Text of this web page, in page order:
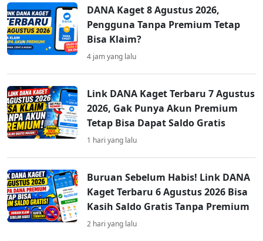
DANA Kaget 8 Agustus 2026,
Pengguna Tanpa Premium Tetap
Bisa Klaim?
4 jam yang lalu
Link DANA Kaget Terbaru 7 Agustus
2026, Gak Punya Akun Premium
Tetap Bisa Dapat Saldo Gratis
1 hari yang lalu
Buruan Sebelum Habis! Link DANA
Kaget Terbaru 6 Agustus 2026 Bisa
Kasih Saldo Gratis Tanpa Premium
2 hari yang lalu